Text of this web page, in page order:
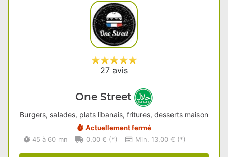
27 avis
One Street
Burgers, salades, plats libanais, fritures, desserts maison
Actuellement fermé
45 à 60 mn
0,00 € (*) Min. 13,00 € (*)